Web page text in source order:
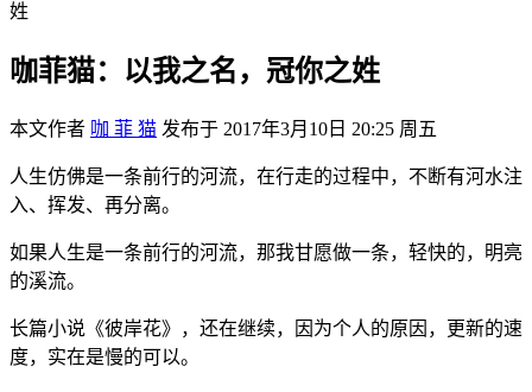
姓
咖菲猫：以我之名，冠你之姓
本文作者 咖 菲 猫 发布于 2017年3月10日 20:25 周五
人生仿佛是一条前行的河流，在行走的过程中，不断有河水注
入、挥发、再分离。
如果人生是一条前行的河流，那我甘愿做一条，轻快的，明亮
的溪流。
长篇小说《彼岸花》，还在继续，因为个人的原因，更新的速
度，实在是慢的可以。